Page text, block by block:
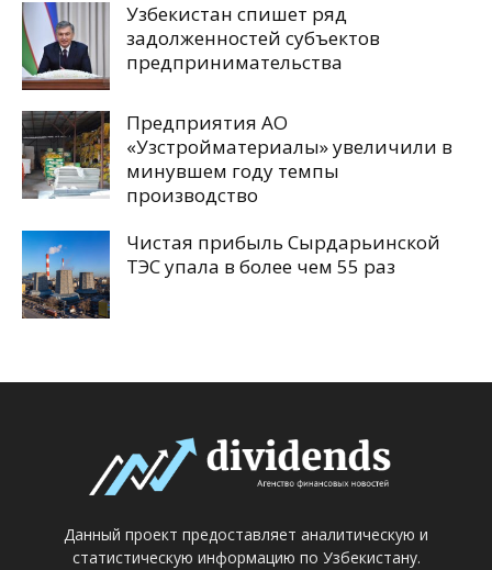
Узбекистан спишет ряд
задолженностей субъектов
предпринимательства
Предприятия АО
«Узстройматериалы» увеличили в
минувшем году темпы
производство
Чистая прибыль Сырдарьинской
ТЭС упала в более чем 55 раз
Данный проект предоставляет аналитическую и
статистическую информацию по Узбекистану.